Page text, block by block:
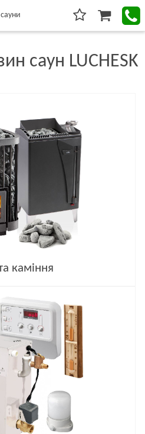
сауни
саун LUCHESK
каміння